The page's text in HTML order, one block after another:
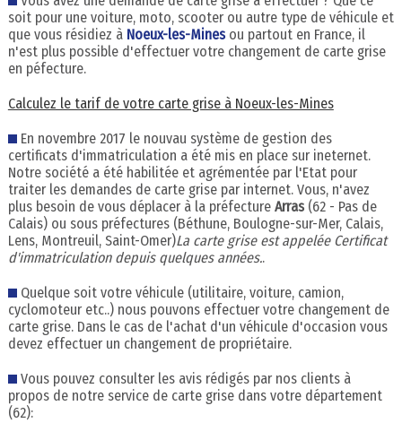
soit pour une voiture, moto, scooter ou autre type de véhicule et
que vous résidiez à Noeux-les-Mines ou partout en France, il
n'est plus possible d'effectuer votre changement de carte grise
en péfecture.
Calculez le tarif de votre carte grise à Noeux-les-Mines
En novembre 2017 le nouvau système de gestion des
certificats d'immatriculation a été mis en place sur ineternet.
Notre société a été habilitée et agrémentée par l'Etat pour
traiter les demandes de carte grise par internet. Vous, n'avez
plus besoin de vous déplacer à la préfecture Arras(62 - Pas de
Calais) ou sous préfectures (Béthune, Boulogne-sur-Mer, Calais,
Lens, Montreuil, Saint-Omer)La carte grise est appelée Certificat
d'immatriculation depuis quelques années..
Quelque soit votre véhicule (utilitaire, voiture, camion,
cyclomoteur etc..) nous pouvons effectuer votre changement de
carte grise. Dans le cas de l'achat d'un véhicule d'occasion vous
devez effectuer un changement de propriétaire.
Vous pouvez consulter les avis rédigés par nos clients à
propos de notre service de carte grise dans votre département
(62):